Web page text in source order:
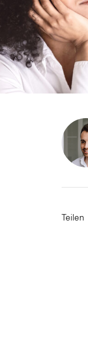
Teilen